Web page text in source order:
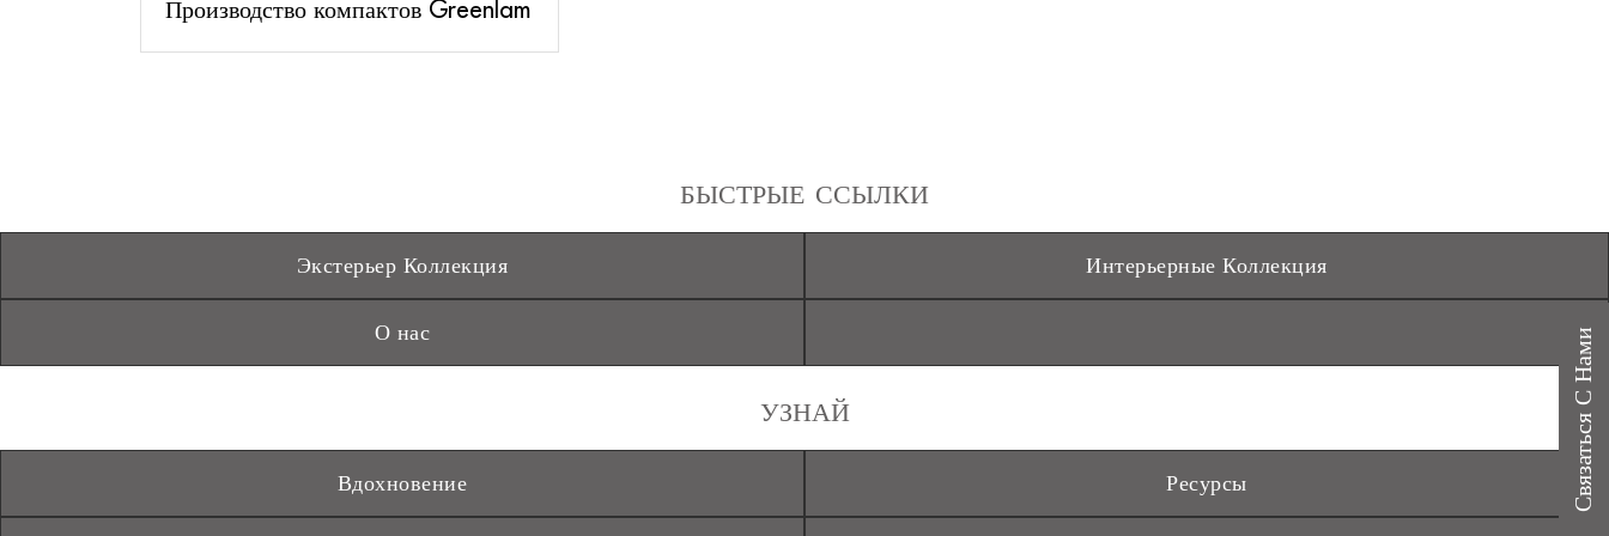
Производство компактов Greenlam
БЫСТРЫЕ ССЫЛКИ
Экстерьер Коллекция Интерьерные Коллекция
О нас
УЗНАЙ
Вдохновение Ресурсы Связаться С Нами